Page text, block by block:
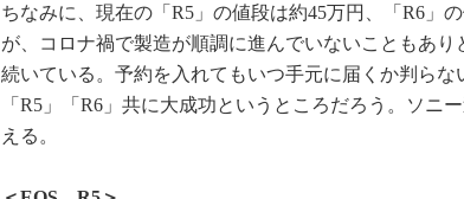
ちなみに、現在の「R5」の値段は約45万円、「R6」
が、コロナ禍で製造が順調に進んでいないこともあ
続いている。予約を入れてもいつ手元に届くか判らな
「R5」「R6」共に大成功というところだろう。ソニ
える。